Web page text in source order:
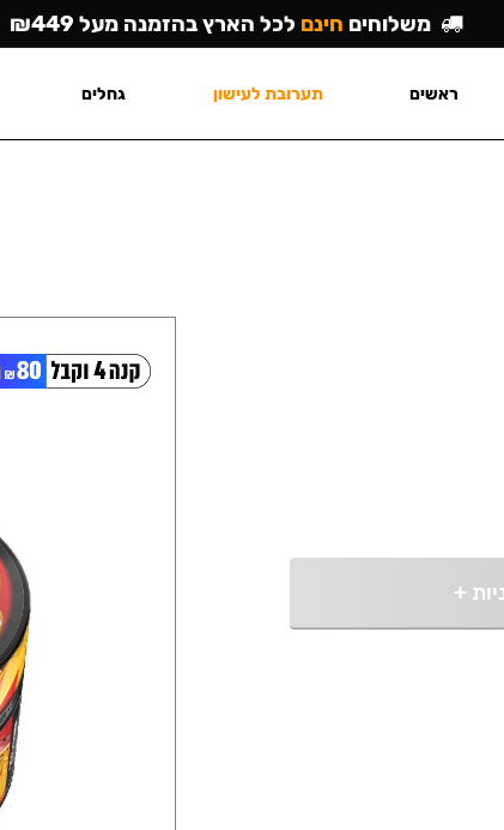
+
משלוחים חינם לכל הארץ בהזמנה מעל ₪449
ראשים תערובת לעישון גחלים